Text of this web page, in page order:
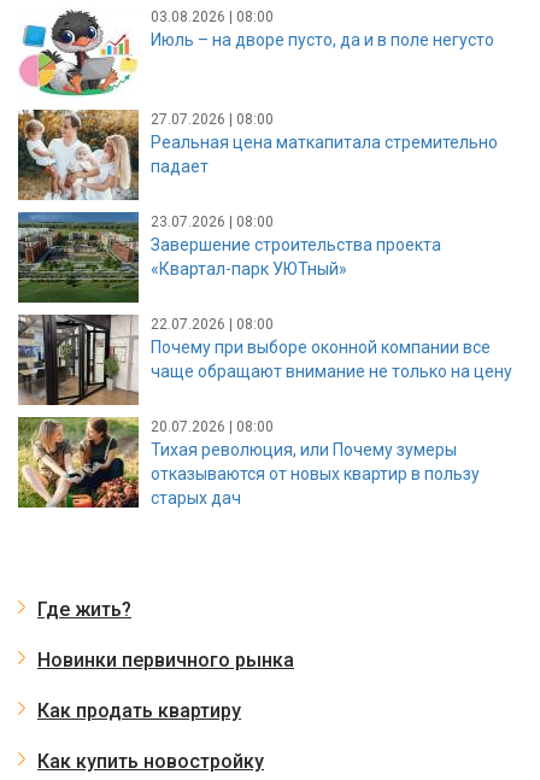
03.08.2026 | 08:00
Июль – на дворе пусто, да и в поле негусто
27.07.2026 | 08:00
Реальная цена маткапитала стремительно
падает
23.07.2026 | 08:00
Завершение строительства проекта
«Квартал-парк УЮТный»
22.07.2026 | 08:00
Почему при выборе оконной компании все
чаще обращают внимание не только на цену
20.07.2026 | 08:00
Тихая революция, или Почему зумеры
отказываются от новых квартир в пользу
старых дач
Где жить?
Новинки первичного рынка
Как продать квартиру
Как купить новостройку